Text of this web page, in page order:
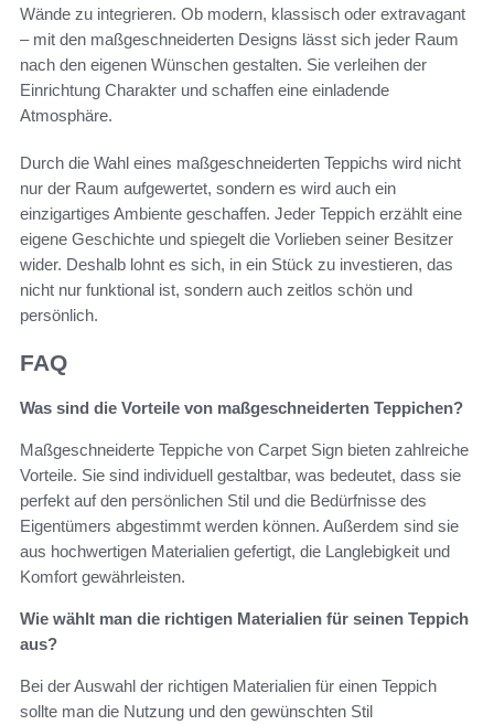
Wände zu integrieren. Ob modern, klassisch oder extravagant
– mit den maßgeschneiderten Designs lässt sich jeder Raum
nach den eigenen Wünschen gestalten. Sie verleihen der
Einrichtung Charakter und schaffen eine einladende
Atmosphäre.
Durch die Wahl eines maßgeschneiderten Teppichs wird nicht
nur der Raum aufgewertet, sondern es wird auch ein
einzigartiges Ambiente geschaffen. Jeder Teppich erzählt eine
eigene Geschichte und spiegelt die Vorlieben seiner Besitzer
wider. Deshalb lohnt es sich, in ein Stück zu investieren, das
nicht nur funktional ist, sondern auch zeitlos schön und
persönlich.
FAQ
Was sind die Vorteile von maßgeschneiderten Teppichen?
Maßgeschneiderte Teppiche von Carpet Sign bieten zahlreiche
Vorteile. Sie sind individuell gestaltbar, was bedeutet, dass sie
perfekt auf den persönlichen Stil und die Bedürfnisse des
Eigentümers abgestimmt werden können. Außerdem sind sie
aus hochwertigen Materialien gefertigt, die Langlebigkeit und
Komfort gewährleisten.
Wie wählt man die richtigen Materialien für seinen Teppich
aus?
Bei der Auswahl der richtigen Materialien für einen Teppich
sollte man die Nutzung und den gewünschten Stil